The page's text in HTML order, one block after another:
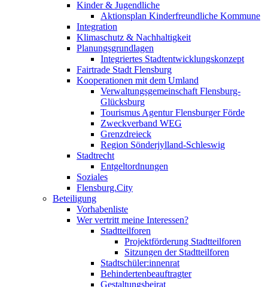
Kinder & Jugendliche
Aktionsplan Kinderfreundliche Kommune
Integration
Klimaschutz & Nachhaltigkeit
Planungsgrundlagen
Integriertes Stadtentwicklungskonzept
Fairtrade Stadt Flensburg
Kooperationen mit dem Umland
Verwaltungsgemeinschaft Flensburg-
Glücksburg
Tourismus Agentur Flensburger Förde
Zweckverband WEG
Grenzdreieck
Region Sönderjylland-Schleswig
Stadtrecht
Entgeltordnungen
Soziales
Flensburg.City
Beteiligung
Vorhabenliste
Wer vertritt meine Interessen?
Stadtteilforen
Projektförderung Stadtteilforen
Sitzungen der Stadtteilforen
Stadtschüler:innenrat
Behindertenbeauftragter
Gestaltungsbeirat